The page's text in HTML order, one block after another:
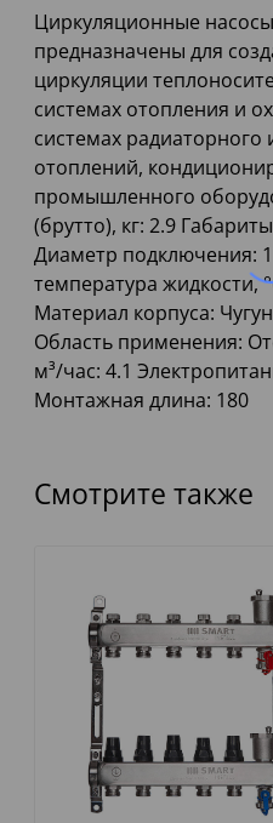
Циркуляционные
предназначены для
циркуляции
системах отопления и
системах радиаторного
отоплений,
промышленного
(брутто), кг: 2.9
Диаметр подключения:
температура жидкости,
Материал корпуса:
Область применения:
м³/час: 4.1
Монтажная длина: 180
Смотрите также